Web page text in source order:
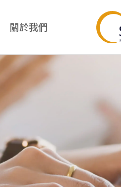
牙醫診所經營管理課程
牙科專案管理師課程
關於我們